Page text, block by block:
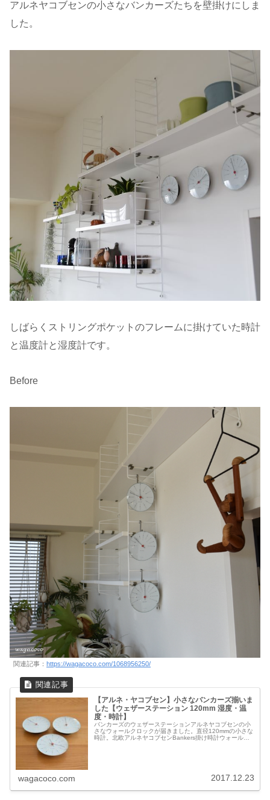
アルネヤコブセンの小さなバンカーズたちを壁掛けにしま
した。
しばらくストリングポケットのフレームに掛けていた時計
と温度計と湿度計です。
Before
関連記事： https://wagacoco.com/1068956250/
【アルネ・ヤコブセン】小さなバンカーズ揃いま
した【ウェザーステーション 120mm 湿度・温
度・時計】
バンカーズのウェザーステーションアルネヤコブセンの小
さなウォールクロックが届きました。直径120mmの小さな
時計。北欧アルネヤコブセンBankers掛け時計ウォールク
wagacoco.com 2017.12.23